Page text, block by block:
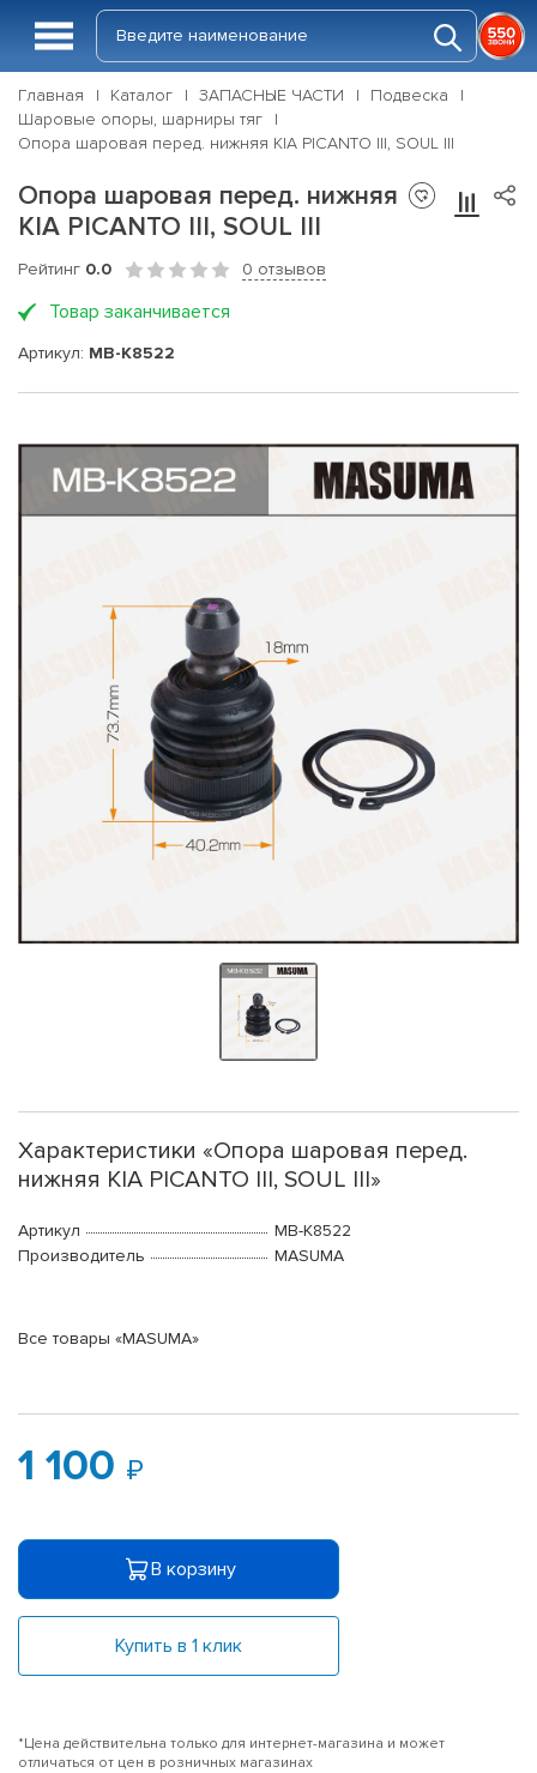
Главная Каталог ЗАПАСНЫЕ ЧАСТИ
Подвеска
Шаровые опоры, шарниры тяг
Опора шаровая перед. нижняя KIA PICANTO III, SOUL III
Опора шаровая перед. нижняя
KIA PICANTO III, SOUL III
Рейтинг 0.0 0 отзывов
Товар заканчивается
Артикул: MB-K8522
Характеристики «Опора шаровая перед.
нижняя KIA PICANTO III, SOUL III»
Артикул
MB-K8522
Производитель
MASUMA
Все товары «MASUMA»
1 100
В корзину
Купить в 1 клик
*Цена действительна только для интернет-магазина и может
отличаться от цен в розничных магазинах